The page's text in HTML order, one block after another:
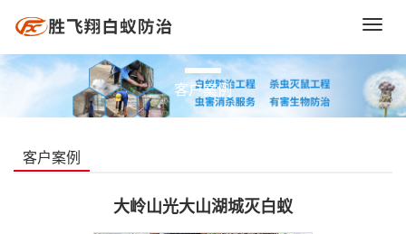
客户案例
客户案例
大岭山光大山湖城灭白蚁